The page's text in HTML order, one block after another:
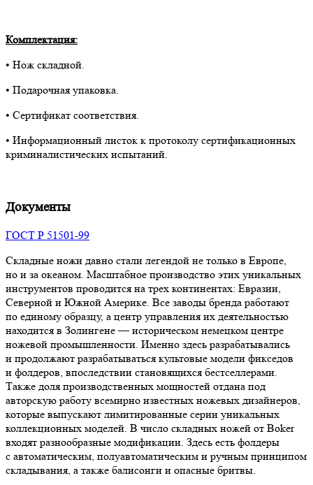
Комплектация:
• Нож складной.
• Подарочная упаковка.
• Сертификат соответствия.
• Информационный листок к протоколу сертификационных
криминалистических испытаний.
Документы
ГОСТ Р 51501-99
Складные ножи давно стали легендой не только в Европе,
но и за океаном. Масштабное производство этих уникальных
инструментов проводится на трех континентах: Евразии,
Северной и Южной Америке. Все заводы бренда работают
по единому образцу, а центр управления их деятельностью
находится в Золингене — историческом немецком центре
ножевой промышленности. Именно здесь разрабатывались
и продолжают разрабатываться культовые модели фикседов
и фолдеров, впоследствии становящихся бестселлерами.
Также доля производственных мощностей отдана под
авторскую работу всемирно известных ножевых дизайнеров,
которые выпускают лимитированные серии уникальных
коллекционных моделей. В число складных ножей от Boker
входят разнообразные модификации. Здесь есть фолдеры
с автоматическим, полуавтоматическим и ручным принципом
складывания, а также балисонги и опасные бритвы.